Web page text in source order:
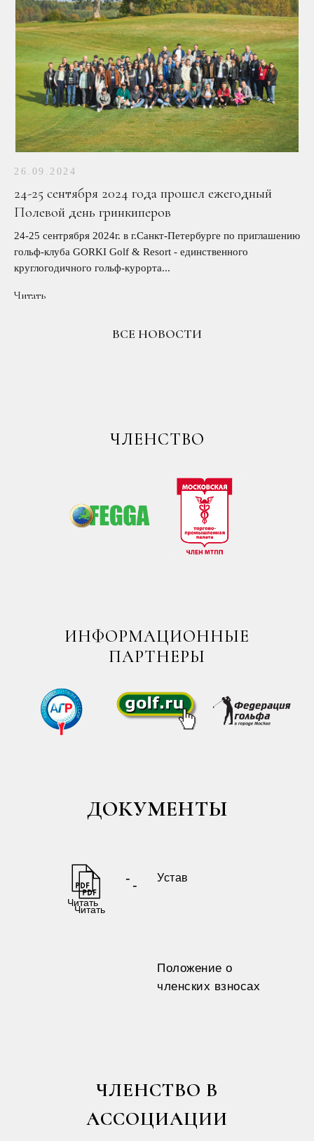
26.09.2024
24-25 сентября 2024 года прошел ежегодный
Полевой день гринкиперов
24-25 сентрября 2024г. в г.Санкт-Петербурге по приглашению
гольф-клуба GORKI Golf & Resort - единственного
круглогодичного гольф-курорта...
Читать
ВСЕ НОВОСТИ
ЧЛЕНСТВО
ИНФОРМАЦИОННЫЕ
ПАРТНЕРЫ
Устав
Читать
-
Положение о
членских взносах
ДОКУМЕНТЫ
-
Читать
ЧЛЕНСТВО В
АССОЦИАЦИИ